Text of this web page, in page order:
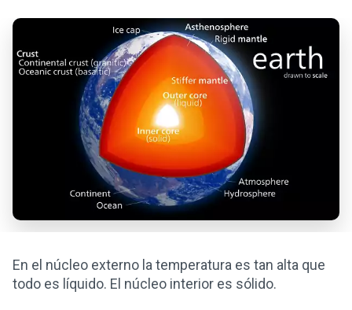
En el núcleo externo la temperatura es tan alta que
todo es líquido. El núcleo interior es sólido.